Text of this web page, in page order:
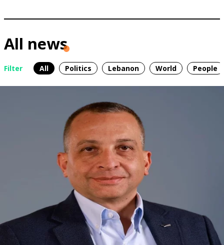
All news
Filter All Politics Lebanon World People